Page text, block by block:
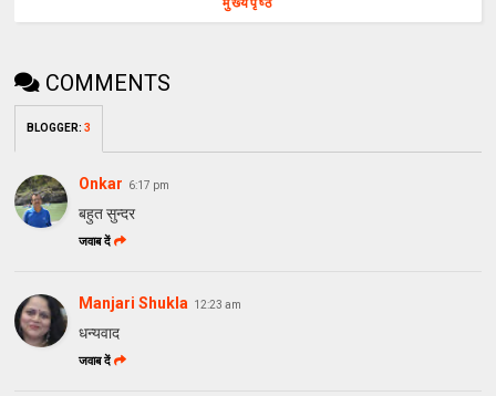
मुख्यपृष्ठ
COMMENTS
BLOGGER:3
Onkar 6:17 pm
बहुत सुन्दर
जवाब दें
Manjari Shukla 12:23 am
धन्यवाद
जवाब दें